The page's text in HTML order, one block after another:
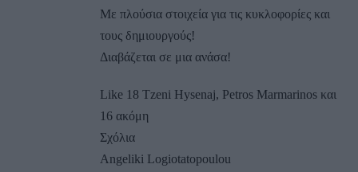
Με πλούσια στοιχεία για τις κυκλοφορίες και
τους δημιουργούς!
Διαβάζεται σε μια ανάσα!
Like 18 Tzeni Hysenaj, Petros Marmarinos και
16 ακόμη
Σχόλια
Angeliki Logiotatopoulou